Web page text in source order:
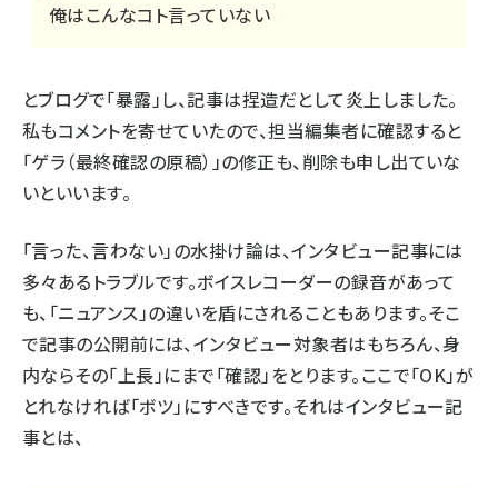
俺はこんなコト言っていない
とブログで「暴露」し、記事は捏造だとして炎上しました。
私もコメントを寄せていたので、担当編集者に確認すると
「ゲラ（最終確認の原稿）」の修正も、削除も申し出ていな
いといいます。
「言った、言わない」の水掛け論は、インタビュー記事には
多々あるトラブルです。ボイスレコーダーの録音があって
も、「ニュアンス」の違いを盾にされることもあります。そこ
で記事の公開前には、インタビュー対象者はもちろん、身
内ならその「上長」にまで「確認」をとります。ここで「OK」が
とれなければ「ボツ」にすべきです。それはインタビュー記
事とは、